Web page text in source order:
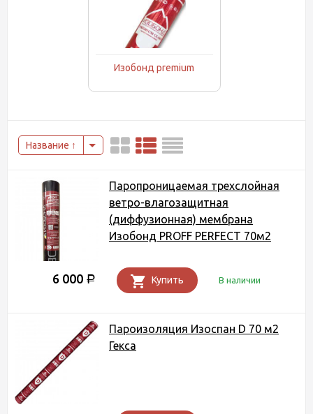
Изобонд premium
Название
Паропроницаемая трехслойная
ветро-влагозащитная
(диффузионная) мембрана
Изобонд PROFF PERFECT 70м2
6 000 Р Купить В наличии
Пароизоляция Изоспан D 70 м2
Гекса